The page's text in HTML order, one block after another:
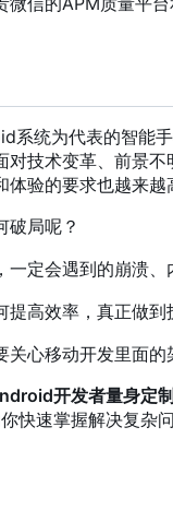
系统为代表的智能
技术变革、前景不
验的要求也越来越
破局呢？
定会遇到的崩溃
高效率，真正做到
心移动开发里面的
开发者量身定
快速掌握解决复杂